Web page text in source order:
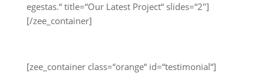
egestas.“ title=“Our Latest Project“ slides=“2″]
[/zee_container]
[zee_container class=“orange“ id=“testimonial“]